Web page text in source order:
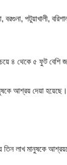
পটুয়াখালী,
৪ থেকে ৫ ফুট বেশি
আশ্রয় দেয়া হয়েছে।
লাখ মানুষকে